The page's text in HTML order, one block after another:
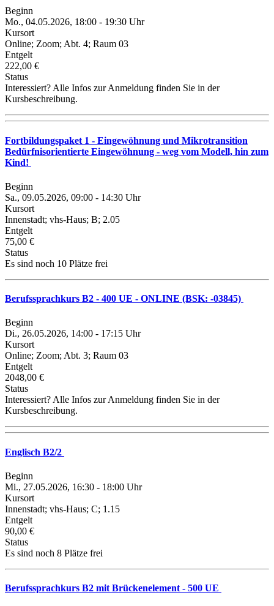
Beginn
Mo., 04.05.2026, 18:00 - 19:30 Uhr
Kursort
Online; Zoom; Abt. 4; Raum 03
Entgelt
222,00 €
Status
Interessiert? Alle Infos zur Anmeldung finden Sie in der
Kursbeschreibung.
Fortbildungspaket 1 - Eingewöhnung und Mikrotransition
Bedürfnisorientierte Eingewöhnung - weg vom Modell, hin zum
Kind!
Beginn
Sa., 09.05.2026, 09:00 - 14:30 Uhr
Kursort
Innenstadt; vhs-Haus; B; 2.05
Entgelt
75,00 €
Status
Es sind noch 10 Plätze frei
Berufssprachkurs B2 - 400 UE - ONLINE (BSK: -03845)
Beginn
Di., 26.05.2026, 14:00 - 17:15 Uhr
Kursort
Online; Zoom; Abt. 3; Raum 03
Entgelt
2048,00 €
Status
Interessiert? Alle Infos zur Anmeldung finden Sie in der
Kursbeschreibung.
Englisch B2/2
Beginn
Mi., 27.05.2026, 16:30 - 18:00 Uhr
Kursort
Innenstadt; vhs-Haus; C; 1.15
Entgelt
90,00 €
Status
Es sind noch 8 Plätze frei
Berufssprachkurs B2 mit Brückenelement - 500 UE